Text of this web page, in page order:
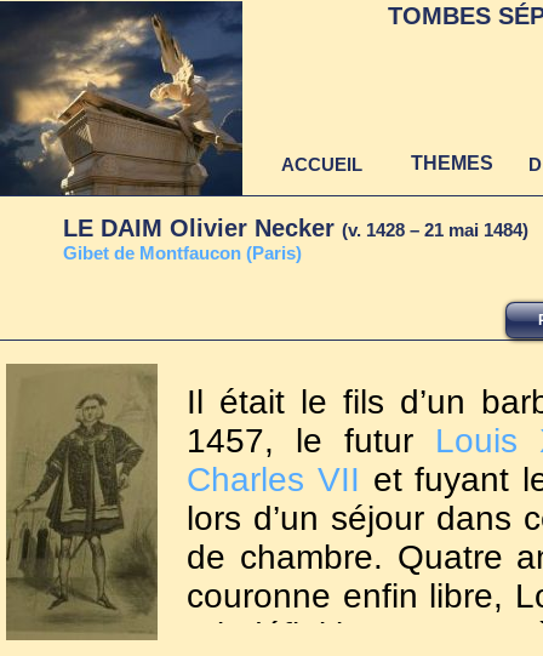
Il était le fils d’un
1457, le futur Louis
Charles VII et fuyant
lors d’un séjour dans
de chambre. Quatre
couronne enfin libre,
prit définitivement
LE DAIM Olivier Necker (v. 1428 – 21 mai 1484)
Gibet de Montfaucon (Paris)
TOMBES
ACCUEIL THEMES